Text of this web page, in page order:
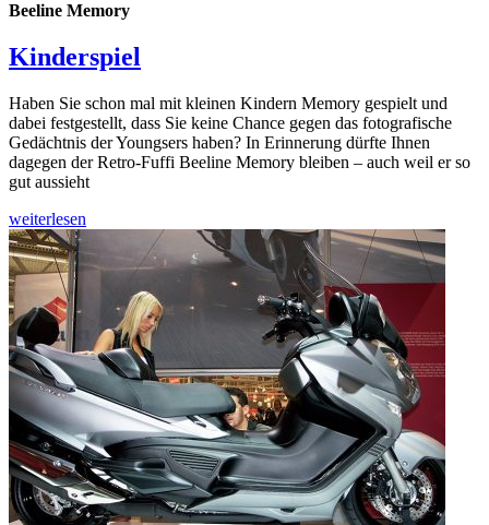
Beeline Memory
Kinderspiel
Haben Sie schon mal mit kleinen Kindern Memory gespielt und
dabei festgestellt, dass Sie keine Chance gegen das fotografische
Gedächtnis der Youngsers haben? In Erinnerung dürfte Ihnen
dagegen der Retro-Fuffi Beeline Memory bleiben – auch weil er so
gut aussieht
weiterlesen